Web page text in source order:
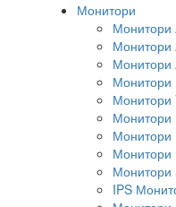
Монитори
Монитори
Монитори
Монитори
Монитори
Монитори
Монитори
Монитори
Монитори
Монитори
IPS